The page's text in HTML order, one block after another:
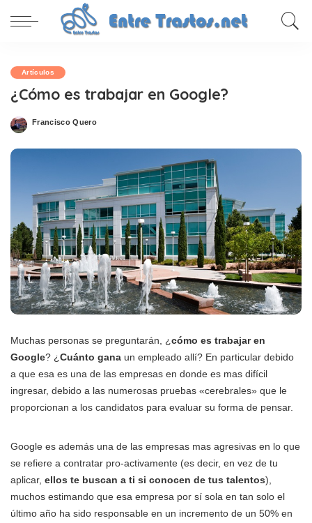
Artículos
¿Cómo es trabajar en Google?
Posted
Francisco Quero
Muchas personas se preguntarán, ¿cómo es trabajar en
Google? ¿Cuánto gana un empleado allí? En particular debido
a que esa es una de las empresas en donde es mas difícil
ingresar, debido a las numerosas pruebas «cerebrales» que le
proporcionan a los candidatos para evaluar su forma de pensar.
Google es además una de las empresas mas agresivas en lo que
se refiere a contratar pro-activamente (es decir, en vez de tu
aplicar, ellos te buscan a ti si conocen de tus talentos),
muchos estimando que esa empresa por sí sola en tan solo el
último año ha sido responsable en un incremento de un 50% en